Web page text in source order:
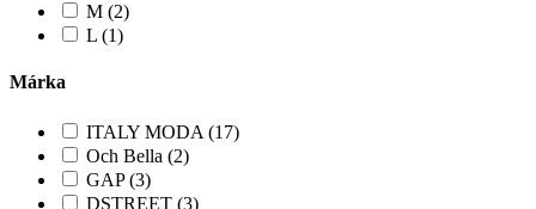
M (2)
L (1)
Márka
ITALY MODA (17)
Och Bella (2)
GAP (3)
DSTREET (3)